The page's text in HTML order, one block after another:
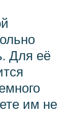
Для её
им не